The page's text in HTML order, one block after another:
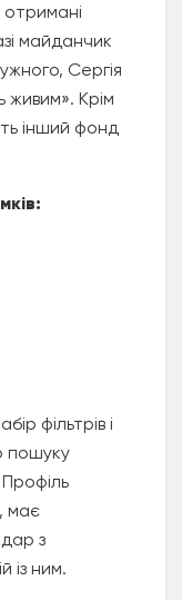
майданчик
Сергія
живим». Крім
інший фонд
фільтрів і
пошуку
має
з
із ним.